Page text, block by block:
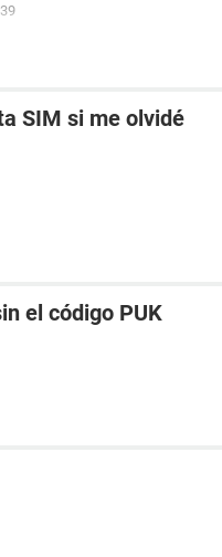
SIM si me olvidé
el código PUK